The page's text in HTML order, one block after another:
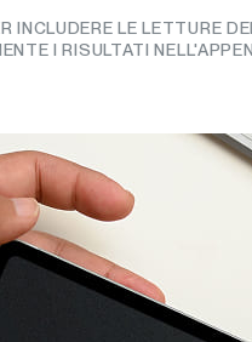
LE LETTURE
I RISULTATI